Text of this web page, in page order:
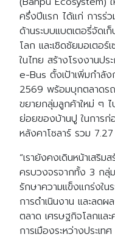
ครึ่งปีแรก ได้แก่ การร่ว
ด้านระบบแบตเตอรี่จัดเ
โลก และเชิดชัยมอเตอ
ในไทย สร้างโรงงานป
e-Bus ตั้งเป้าเพิ่มกำลั
2569 พร้อมบุกตลาดร
ขยายกลุ่มลูกค้าใหม่ ๆ ไ
ย่อยของบ้านปู ในการก่
หลังคาโซลาร์ รวม
“เรายังคงเดินหน้าเสริ
ครบวงจรจากทั้ง 3 กลุ่
รักษาความแข็งแกร่งใน
การดำเนินงาน และลด
ตลาด เศรษฐกิจโลกแล
การเมืองระหว่างประเ